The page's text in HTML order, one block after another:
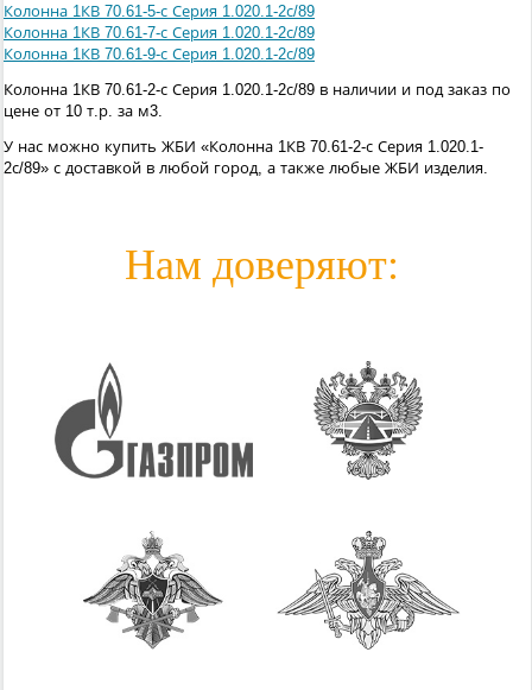
Колонна 1КВ 70.61-5-с Серия 1.020.1-2с/89
Колонна 1КВ 70.61-7-с Серия 1.020.1-2с/89
Колонна 1КВ 70.61-9-с Серия 1.020.1-2с/89
Колонна 1КВ 70.61-2-с Серия 1.020.1-2с/89 в наличии и под заказ по
цене от 10 т.р. за м3.
У нас можно купить ЖБИ «Колонна 1КВ 70.61-2-с Серия 1.020.1-
2с/89» с доставкой в любой город, а также любые ЖБИ изделия.
Нам доверяют: